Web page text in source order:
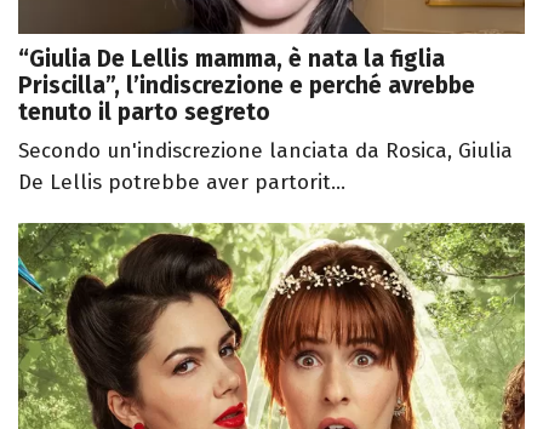
“Giulia De Lellis mamma, è nata la figlia
Priscilla”, l’indiscrezione e perché avrebbe
tenuto il parto segreto
Secondo un'indiscrezione lanciata da Rosica, Giulia
De Lellis potrebbe aver partorit...